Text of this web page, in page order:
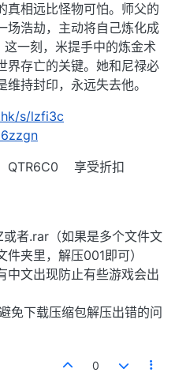
真相远比怪物可怕。师父的
场浩劫，主动将自己炼化成
这一刻，米提手中的炼金术
界存亡的关键。她和尼禄必
持封印，永远失去他。
s/lzfi3c
QTR6C0 享受折扣
者.rar（如果是多个文件文
夹里，解压001即可）
中文出现防止有些游戏会出
免下载压缩包解压出错的问
0